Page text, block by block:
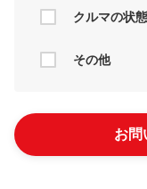
クルマの状
その他
お問